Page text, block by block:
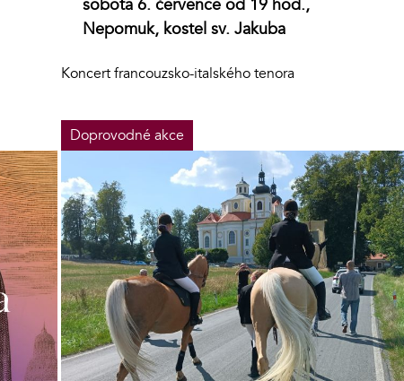
sobota 6. července od 19 hod.,
Nepomuk, kostel sv. Jakuba
Koncert francouzsko-italského tenora
Doprovodné akce